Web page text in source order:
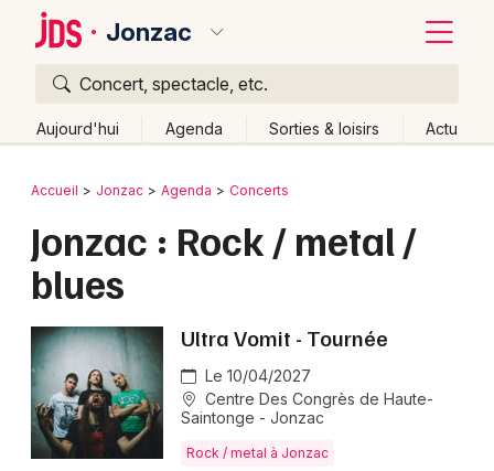
Jonzac
Concert, spectacle, etc.
Aujourd'hui Agenda Sorties & loisirs Actu
Publier un événement
Grands événements
Activité & Expérience
Manifestations
Bordeaux
Colmar
Lille
Lyon
Marseille
Mulhouse
Retour
Accueil Jonzac Agenda Concerts
Jonzac : Rock / metal /
blues
Ultra Vomit - Tournée
Le 10/04/2027
Centre Des Congrès de Haute-
Saintonge - Jonzac
Rock / metal à Jonzac
Quoi ?
Où ?
Poitou-Charente
Partout Près de moi Changer de lieu
Quand ?
Aujourd'hui
Demain Ce week-end Autre